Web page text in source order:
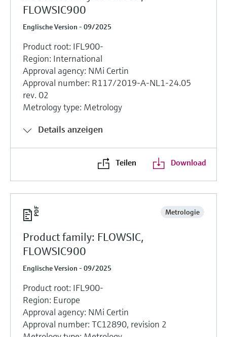
FLOWSIC900
Englische Version - 09/2025
Product root: IFL900-
Region: International
Approval agency: NMi Certin
Approval number: R117/2019-A-NL1-24.05
rev. 02
Metrology type: Metrology
Details anzeigen
Teilen Download
Metrologie
Product family: FLOWSIC,
FLOWSIC900
Englische Version - 09/2025
Product root: IFL900-
Region: Europe
Approval agency: NMi Certin
Approval number: TC12890, revision 2